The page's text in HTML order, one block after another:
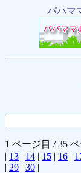
パパマ
1 ページ目 / 35
| 13 | 14 | 15 | 16 |
| 29 | 30 |